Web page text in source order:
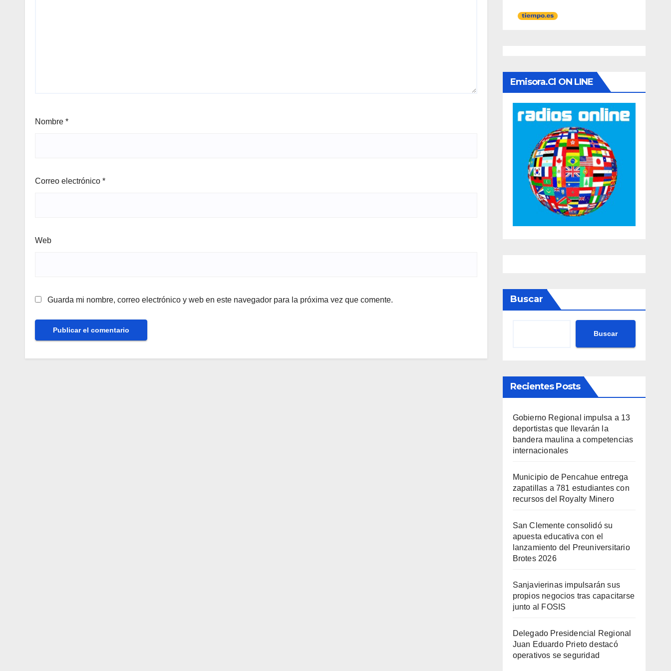
Nombre *
Correo electrónico *
Web
Guarda mi nombre, correo electrónico y web en este navegador para la próxima vez que comente.
Emisora.cl ON LINE
Buscar
Buscar
Recientes Posts
Gobierno Regional impulsa a 13
deportistas que llevarán la
bandera maulina a competencias
internacionales
Municipio de Pencahue entrega
zapatillas a 781 estudiantes con
recursos del Royalty Minero
San Clemente consolidó su
apuesta educativa con el
lanzamiento del Preuniversitario
Brotes 2026
Sanjavierinas impulsarán sus
propios negocios tras capacitarse
junto al FOSIS
Delegado Presidencial Regional
Juan Eduardo Prieto destacó
operativos se seguridad